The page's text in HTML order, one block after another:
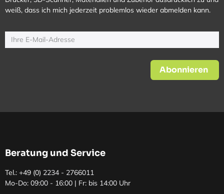
weiß, dass ich mich jederzeit problemlos wieder abmelden kann.
Abonnieren
Beratung und Service
Tel.: +49 (0) 2234 - 2766011
Mo-Do: 09:00 - 16:00 | Fr: bis 14:00 Uhr